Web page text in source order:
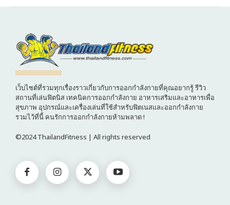
เว็บไซต์ที่รวมทุกเรื่องราวเกี่ยวกับการออกกำลังกายที่คุณอยากรู้ รีวิว
สถานที่เล่นฟิตนิส เทคนิคการออกกำลังกาย อาหารเสริมและอาหารเพื่อ
สุขภาพ อุปกรณ์และเครื่องเล่นที่ใช้สำหรับฟิตเนสและออกกำลังกาย
รวมไว้ที่นี้ คนรักการออกกำลังกายห้ามพลาด !
©2024 ThailandFitness | All rights reserved